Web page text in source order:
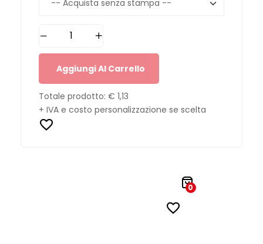
Aggiungi Al Carrello
Totale prodotto: € 1,13
+ IVA e costo personalizzazione se scelta
0